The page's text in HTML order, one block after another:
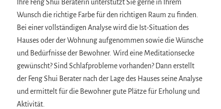
Ihre Feng Shui Beraterin unterstützt Sie gerne in Ihrem
Wunsch die richtige Farbe für den richtigen Raum zu finden.
Bei einer vollständigen Analyse wird die Ist-Situation des
Hauses oder der Wohnung aufgenommen sowie die Wünsche
und Bedürfnisse der Bewohner. Wird eine Meditationsecke
gewünscht? Sind Schlafprobleme vorhanden? Dann erstellt
der Feng Shui Berater nach der Lage des Hauses seine Analyse
und ermittelt für die Bewohner gute Plätze für Erholung und
Aktivität.